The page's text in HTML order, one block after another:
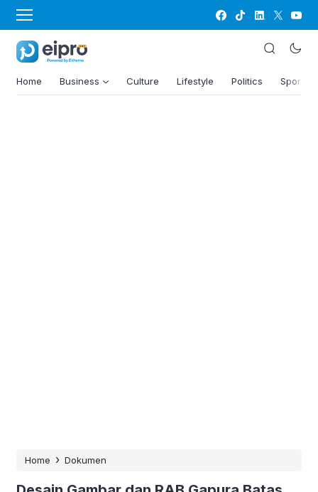
Home Business Culture Lifestyle Politics Sports
Home › Dokumen